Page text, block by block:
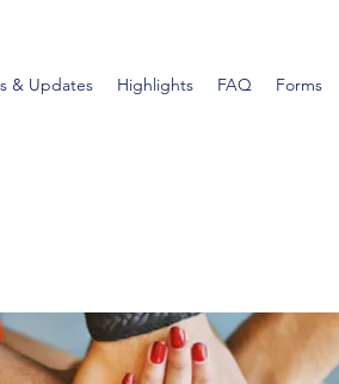
& Updates Highlights FAQ Forms